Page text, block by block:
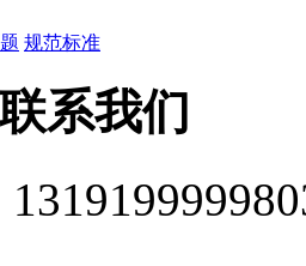
规范标准
联系我们